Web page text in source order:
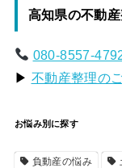
高知県の不動
080-8557-
▶ 不動産整理の
お悩み別に探す
負動産の悩み